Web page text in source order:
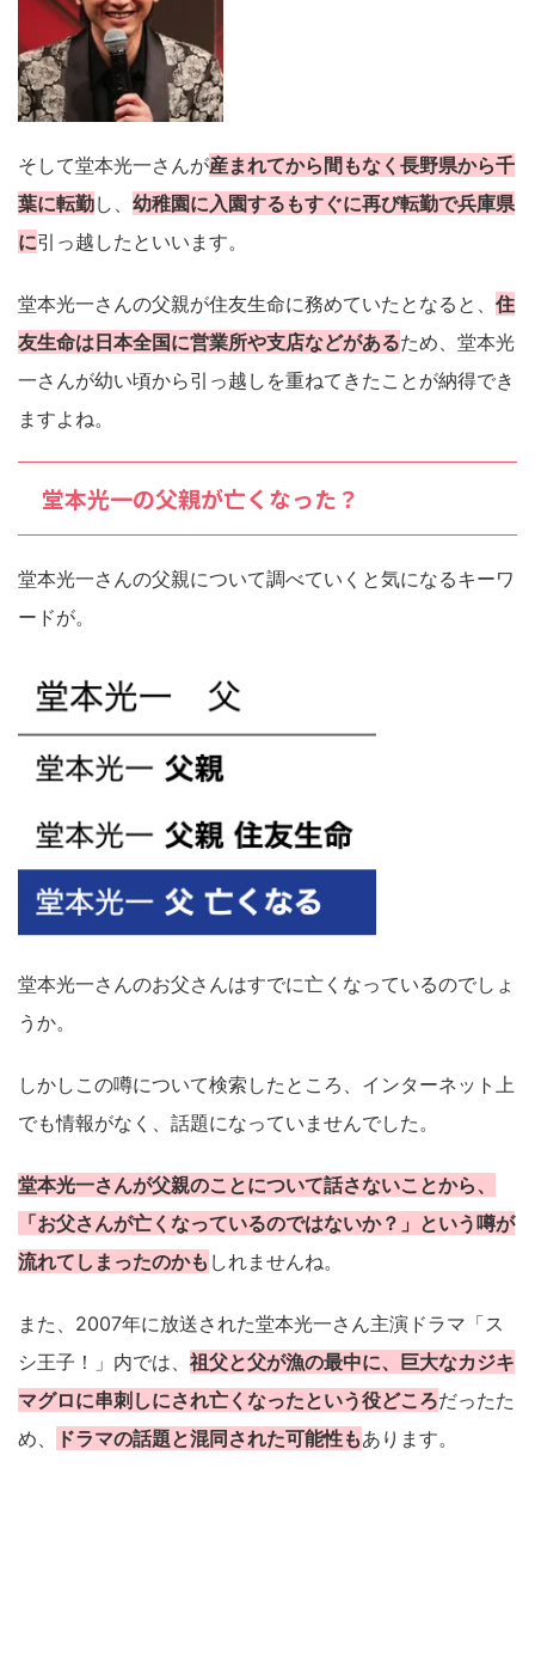
そして堂本光一さんが産まれてから間もなく長野県から千
葉に転勤し、 幼稚園に入園するもすぐに再び転勤で兵庫県
に引っ越したといいます。
堂本光一さんの父親が住友生命に務めていたとなると、 住
友生命は日本全国に営業所や支店などがあるため、堂本光
一さんが幼い頃から引っ越しを重ねてきたことが納得でき
ますよね。
堂本光一の父親が亡くなった？
堂本光一さんの父親について調べていくと気になるキーワ
ードが。
堂本光一さんのお父さんはすでに亡くなっているのでしょ
うか。
しかしこの噂について検索したところ、インターネット上
でも情報がなく、話題になっていませんでした。
堂本光一さんが父親のことについて話さないことから、
「お父さんが亡くなっているのではないか？」という噂が
流れてしまったのかも しれませんね。
また、2007年に放送された堂本光一さん主演ドラマ「ス
シ王子！」内では、 祖父と父が漁の最中に、巨大なカジキ
マグロに串刺しにされ亡くなったという役どころだったた
め、
ドラマの話題と混同された可能性もあります。